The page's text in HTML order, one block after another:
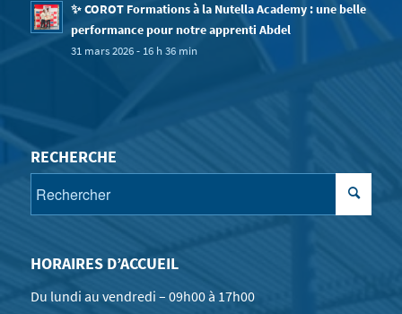
✨ COROT Formations à la Nutella Academy : une belle
performance pour notre apprenti Abdel
31 mars 2026 - 16 h 36 min
RECHERCHE
HORAIRES D’ACCUEIL
Du lundi au vendredi – 09h00 à 17h00